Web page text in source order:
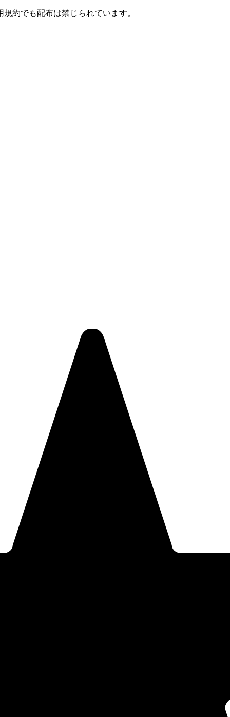
約でも配布は禁じられています。